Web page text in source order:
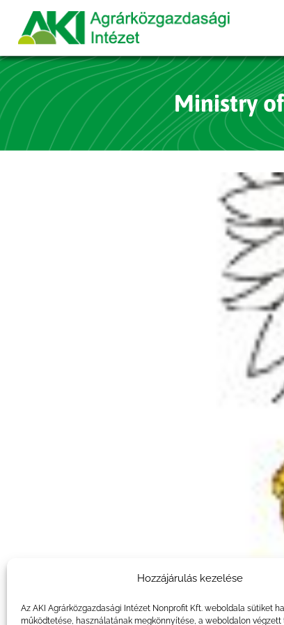
Hozzájárulás kezelése
Az AKI Agrárközgazdasági Intézet Nonprofit Kft. weboldala sütiket
működtetése, használatának megkönnyítése, a weboldalon végzett
Ministry